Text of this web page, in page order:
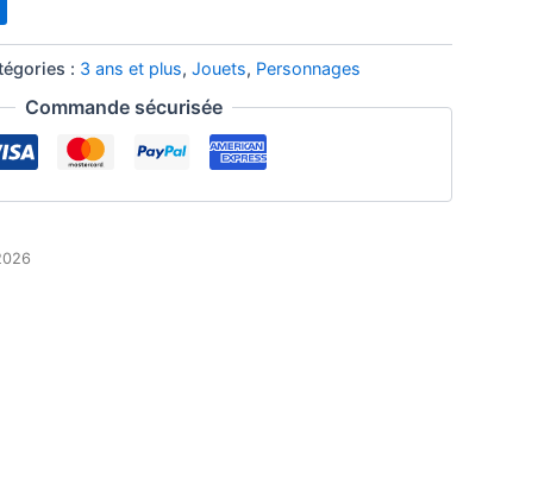
: 3 ans et plus, Jouets, Personnages
Commande sécurisée